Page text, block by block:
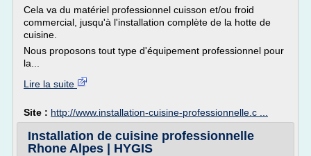
Cela va du matériel professionnel cuisson et/ou froid
commercial, jusqu'à l'installation complète de la hotte de
cuisine.
Nous proposons tout type d'équipement professionnel pour
la...
Lire la suite
Site : http://www.installation-cuisine-professionnelle.c ...
Installation de cuisine professionnelle
Rhone Alpes | HYGIS